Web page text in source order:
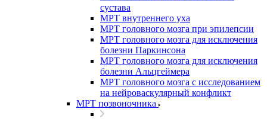
сустава
МРТ внутреннего уха
МРТ головного мозга при эпилепсии
МРТ головного мозга для исключения
болезни Паркинсона
МРТ головного мозга для исключения
болезни Альцгеймера
МРТ головного мозга с исследованием
на нейроваскулярный конфликт
МРТ позвоночника